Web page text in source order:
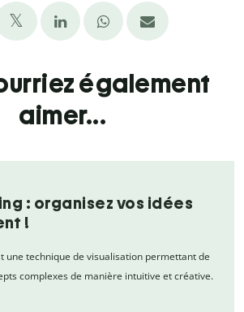
également
aimer...
: organisez vos idées
!
une technique de visualisation permettant de
complexes de manière intuitive et créative.